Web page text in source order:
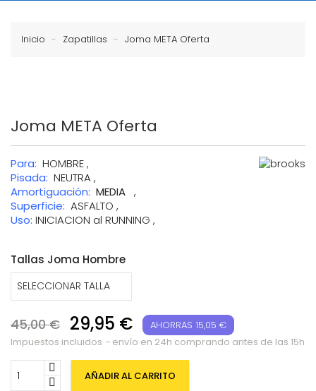
Inicio Zapatillas Joma META Oferta
Joma META Oferta
Para: HOMBRE ,
Pisada: NEUTRA ,
Amortiguación: MEDIA ,
Superficie: ASFALTO ,
Uso: INICIACION al RUNNING ,
Tallas Joma Hombre
45,00 € 29,95 €
AHORRAS 15,05 €
Impuestos incluidos
envío en 24h comprando antes de las 15h
AÑADIR AL CARRITO